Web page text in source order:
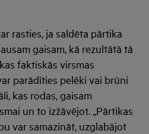
rasties, ja saldēta pārtika
gaisam, kā rezultātā tā
faktiskās virsmas
parādīties pelēki vai brūni
kas rodas, gaisam
un to izžāvējot. „Pārtikas
var samazināt, uzglabājot